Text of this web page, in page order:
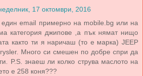
17 октомври, 2016
email примерно на mobile.bg или на
категория джипове ,а пък нямат нищо
както ти я наричаш (то е марка) JEEP
Много си смешен по добре спри да
P.S. знаеш ли колко струва маслото на
е 258 коня???